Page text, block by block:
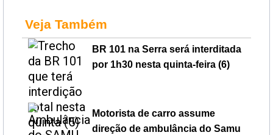
Veja Também
BR 101 na Serra será interditada
por 1h30 nesta quinta-feira (6)
Motorista de carro assume
direção de ambulância do Samu